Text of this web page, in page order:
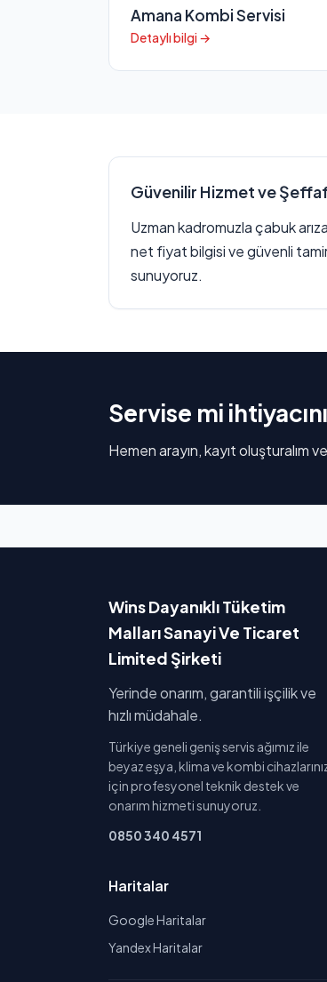
Amana Kombi Servisi
Detaylı bilgi →
Güvenilir Hizmet ve
Uzman kadromuzla çabuk
net fiyat bilgisi ve güvenli
sunuyoruz.
Servise mi
Hemen arayın, kayıt oluşturalım
Wins Dayanıklı Tüketim
Malları Sanayi Ve Ticaret
Limited Şirketi
Yerinde onarım, garantili işçilik ve
hızlı müdahale.
Türkiye geneli geniş servis ağımız ile
beyaz eşya, klima ve kombi
için profesyonel teknik destek ve
onarım hizmeti sunuyoruz.
0850 340 4571
Haritalar
Google Haritalar
Yandex Haritalar